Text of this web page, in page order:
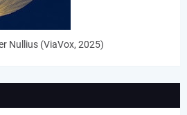
Nullius (ViaVox, 2025)